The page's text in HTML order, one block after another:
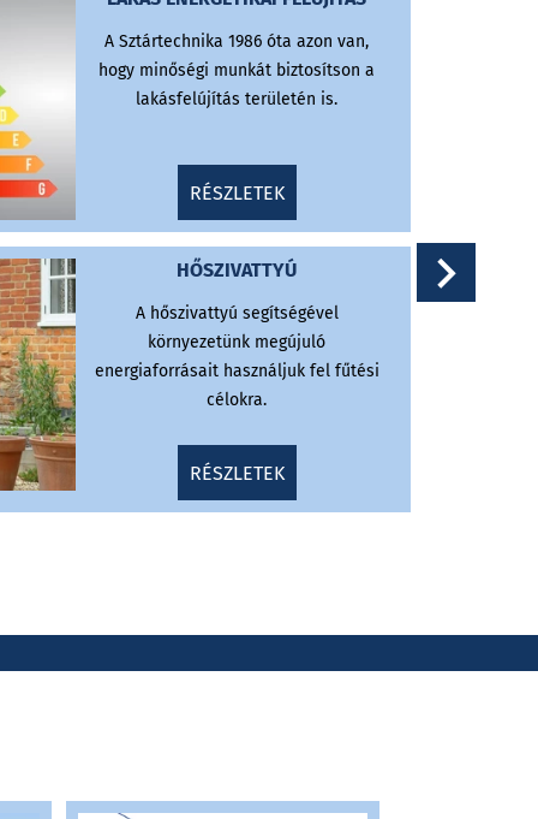
A Sztártechnika 1986 óta azon van,
hogy minőségi munkát biztosítson a
lakásfelújítás területén is.
RÉSZLETEK
HŐSZIVATTYÚ
A hőszivattyú segítségével
környezetünk megújuló
energiaforrásait használjuk fel fűtési
célokra.
RÉSZLETEK